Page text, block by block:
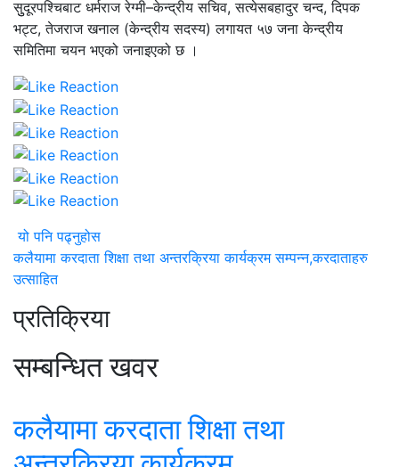
सुुदूरपश्चिबाट धर्मराज रेग्मी–केन्द्रीय सचिव, सत्येसबहादुर चन्द, दिपक
भट्ट, तेजराज खनाल (केन्द्रीय सदस्य) लगायत ५७ जना केन्द्रीय
समितिमा चयन भएको जनाइएको छ ।
यो पनि पढ्नुहोस
कलैयामा करदाता शिक्षा तथा अन्तरक्रिया कार्यक्रम सम्पन्न,करदाताहरु
उत्साहित
प्रतिक्रिया
सम्बन्धित खवर
कलैयामा करदाता शिक्षा तथा